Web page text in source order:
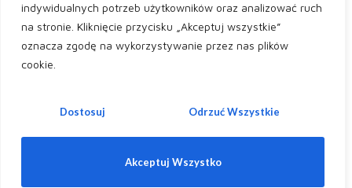
indywidualnych potrzeb użytkowników oraz analizować ruch
na stronie. Kliknięcie przycisku „Akceptuj wszystkie”
oznacza zgodę na wykorzystywanie przez nas plików
cookie.
Dostosuj Odrzuć Wszystkie
Akceptuj Wszystko